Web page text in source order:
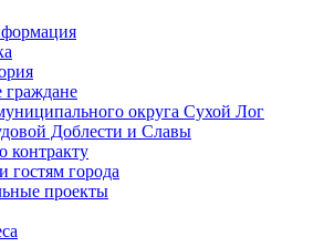
округа Сухой Лог
Доблести и Славы
контракту
гостям города
проекты